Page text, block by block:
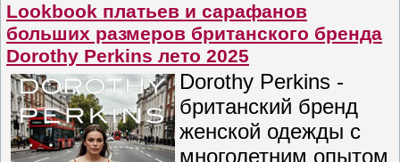
Lookbook платьев и сарафанов
больших размеров британского бренда
Dorothy Perkins лето 2025
Dorothy Perkins -
британский бренд
женской одежды с
многолетним опытом